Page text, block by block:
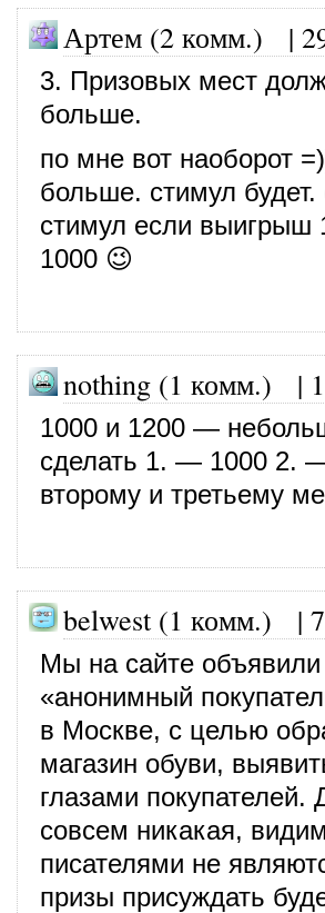
Артем (2 комм.) |
3. Призовых мест
больше.
по мне вот наоборот
больше. стимул
стимул если выигрыш
1000 😉
nothing (1 комм.) |
1000 и 1200 —
сделать 1. — 1000 2.
второму и третьему
belwest (1 комм.) |
Мы на сайте объявили
«анонимный
в Москве, с целью
магазин обуви,
глазами покупателей.
совсем никакая,
писателями не
призы присуждать